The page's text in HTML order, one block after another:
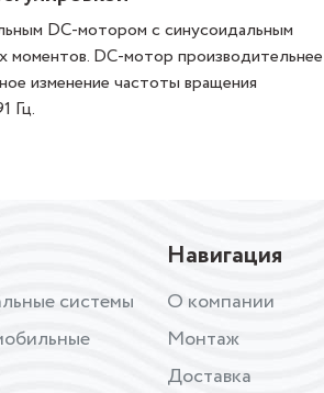
DC-мотором с синусоидальным
моментов. DC-мотор производительнее
изменение частоты вращения
Гц.
системы
Навигация
О компании
Монтаж
Доставка